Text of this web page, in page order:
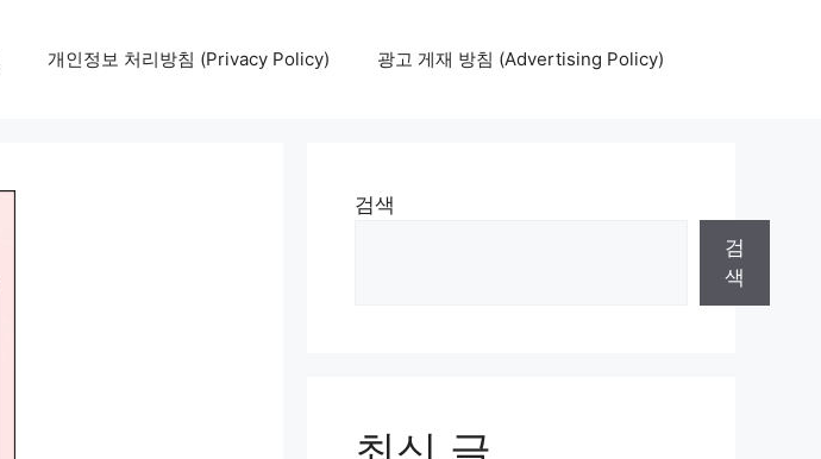
개인정보 처리방침 (Privacy Policy) 광고 게재 방침 (Advertising Policy)
검색
검
색